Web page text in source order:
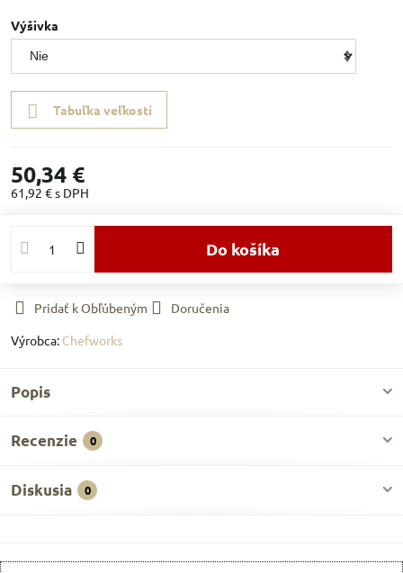
Výšivka
Tabuľka veľkostí
50,34 €
61,92 €s DPH
Do košíka
Pridať k Obľúbeným
Doručenia
Výrobca: Chefworks
Popis
Recenzie 0
Diskusia 0